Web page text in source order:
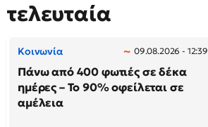
τελευταία
Κοινωνία 09.08.2026 - 12:39
Πάνω από 400 φωτιές σε δέκα
ημέρες – Το 90% οφείλεται σε
αμέλεια